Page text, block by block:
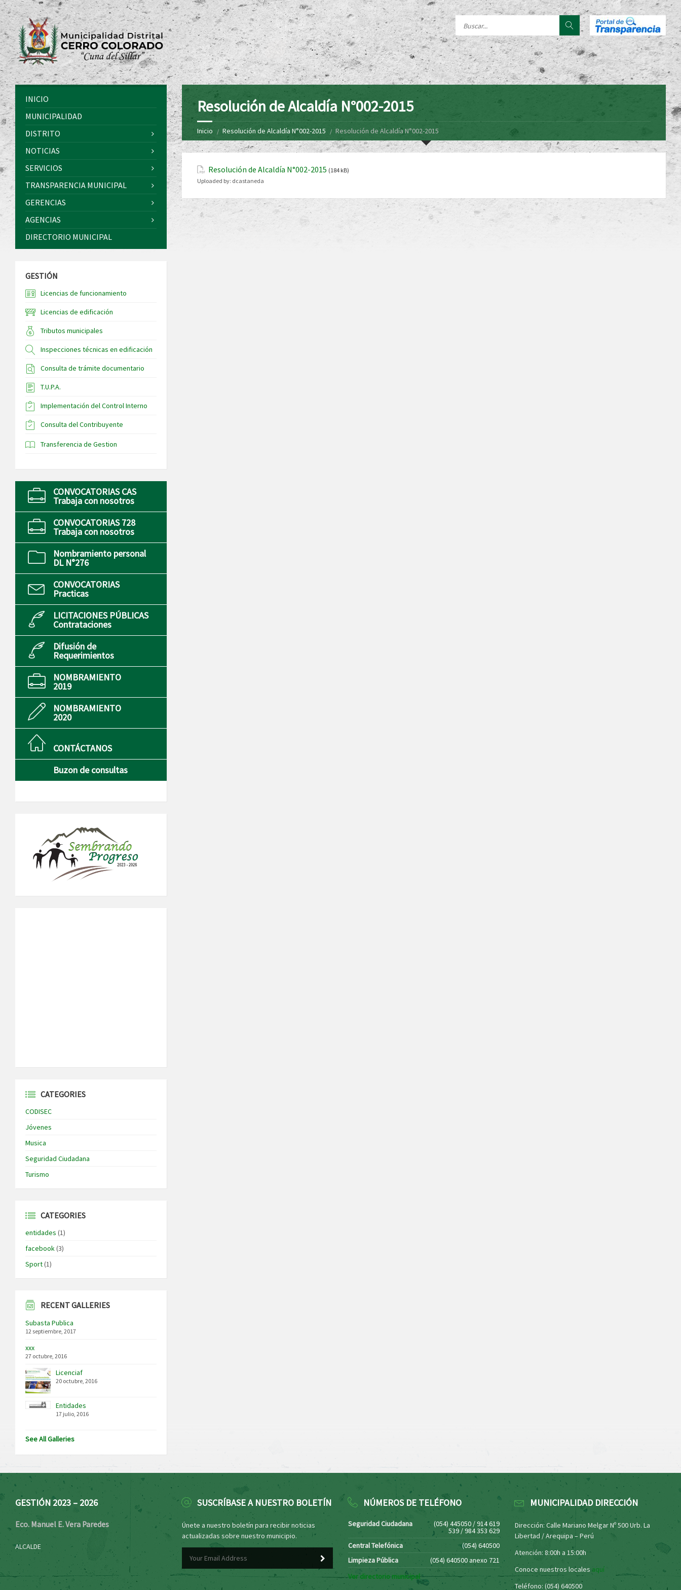
Resolución de Alcaldía N°002-2015
Inicio Resolución de Alcaldía N°002-2015 Resolución de Alcaldía N°002-2015
Resolución de Alcaldía N°002-2015 (184 kB)
Uploaded by: dcastaneda
INICIO
MUNICIPALIDAD
DISTRITO
NOTICIAS
SERVICIOS
TRANSPARENCIA MUNICIPAL
GERENCIAS
AGENCIAS
DIRECTORIO MUNICIPAL
GESTIÓN
Licencias de funcionamiento
Licencias de edificación
Tributos municipales
Inspecciones técnicas en edificación
Consulta de trámite documentario
T.U.P.A.
Implementación del Control Interno
Consulta del Contribuyente
Transferencia de Gestion
CONVOCATORIAS CAS
Trabaja con nosotros
CONVOCATORIAS 728
Trabaja con nosotros
Nombramiento personal
DL N°276
CONVOCATORIAS
Practicas
LICITACIONES PÚBLICAS
Contrataciones
Difusión de
Requerimientos
NOMBRAMIENTO
2019
NOMBRAMIENTO
2020
CONTÁCTANOS
Buzon de consultas
CATEGORIES
CODISEC
Jóvenes
Musica
Seguridad Ciudadana
Turismo
CATEGORIES
entidades (1)
facebook(3)
Sport(1)
RECENT GALLERIES
Subasta Publica
12 septiembre, 2017
xxx
27 octubre, 2016
Licenciaf
20 octubre, 2016
Entidades
17 julio, 2016
See All Galleries
GESTIÓN 2023 – 2026
Eco. Manuel E. Vera Paredes
ALCALDE
SUSCRÍBASE A NUESTRO BOLETÍN
Únete a nuestro boletín para recibir noticias
actualizadas sobre nuestro municipio.
NÚMEROS DE TELÉFONO
Seguridad Ciudadana (054) 445050 / 914 619
539 / 984 353 629
Central Telefónica
(054) 640500
Limpieza Pública
(054) 640500 anexo 721
Ver directorio municipal
MUNICIPALIDAD DIRECCIÓN
Dirección: Calle Mariano Melgar Nº 500 Urb. La
Libertad / Arequipa – Perú
Atención: 8:00h a 15:00h
Conoce nuestros locales aquí
Teléfono: (054) 640500